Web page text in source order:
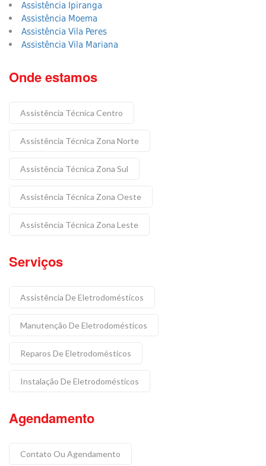
Assistência Ipiranga
Assistência Moema
Assistência Vila Peres
Assistência Vila Mariana
Onde estamos
Assistência Técnica Centro
Assistência Técnica Zona Norte
Assistência Técnica Zona Sul
Assistência Técnica Zona Oeste
Assistência Técnica Zona Leste
Serviços
Assistência De Eletrodomésticos
Manutenção De Eletrodomésticos
Reparos De Eletrodomésticos
Instalação De Eletrodomésticos
Agendamento
Contato Ou Agendamento